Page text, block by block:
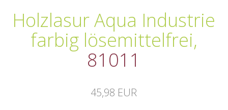
Holzlasur Aqua Industrie
farbig lösemittelfrei,
81011
45,98 EUR